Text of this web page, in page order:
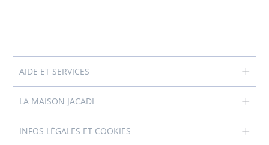
AIDE ET SERVICES
LA MAISON JACADI
INFOS LÉGALES ET COOKIES